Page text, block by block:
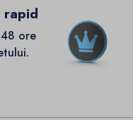
rapid
ore